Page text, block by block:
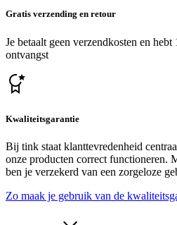
Gratis verzending en retour
Je betaalt geen verzendkosten en
ontvangst
Kwaliteitsgarantie
Bij tink staat klanttevredenheid
onze producten correct functioneren.
ben je verzekerd van een zorgeloze
Zo maak je gebruik van de